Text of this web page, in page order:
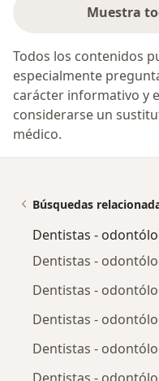
Muestra
Todos los contenidos
especialmente
carácter informativo y
considerarse un
médico.
Búsquedas
Dentistas -
Dentistas -
Dentistas -
Dentistas -
Dentistas -